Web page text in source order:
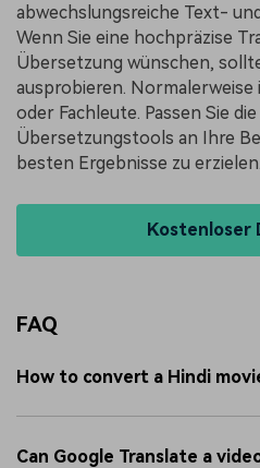
abwechslungsreiche Text-
Wenn Sie eine hochpräzise
Übersetzung wünschen,
ausprobieren.
oder Fachleute. Passen Sie
Übersetzungstools an Ihre
besten Ergebnisse zu erzielen.
Kostenloser
FAQ
How to convert a Hindi
Can Google Translate a